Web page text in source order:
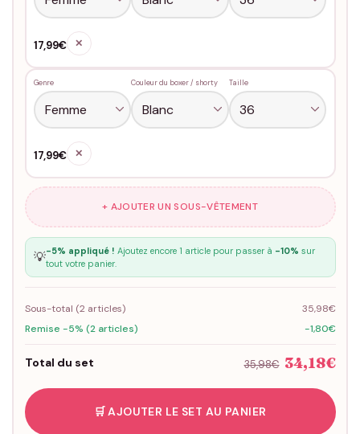
17,99€ ✕
Genre Couleur du boxer / shorty Taille
17,99€ ✕
+ AJOUTER UN SOUS-VÊTEMENT
💡-5% appliqué ! Ajoutez encore 1 article pour passer à -10% sur
tout votre panier.
Sous-total (2articles)
35,98€
Remise -5% (2 articles)
-1,80€
Total du set 35,98€ 34,18€
🛒 AJOUTER LE SET AU PANIER